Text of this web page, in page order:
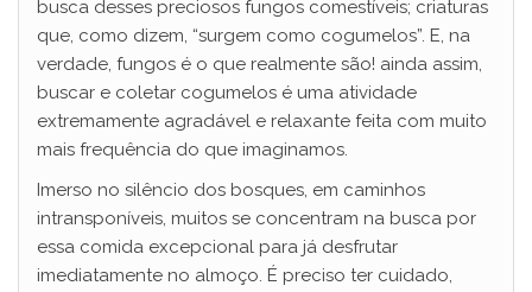
busca desses preciosos fungos comestíveis; criaturas
que, como dizem, “surgem como cogumelos”. E, na
verdade, fungos é o que realmente são! ainda assim,
buscar e coletar cogumelos é uma atividade
extremamente agradável e relaxante feita com muito
mais frequência do que imaginamos.
Imerso no silêncio dos bosques, em caminhos
intransponíveis, muitos se concentram na busca por
essa comida excepcional para já desfrutar
imediatamente no almoço. É preciso ter cuidado,